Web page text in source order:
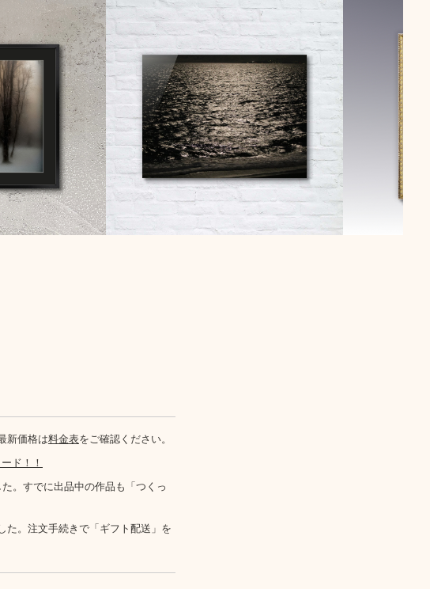
新価格は料金表をご確認ください。
ド！！
。すでに出品中の作品も「つくっ
た。注文手続きで「ギフト配送」を